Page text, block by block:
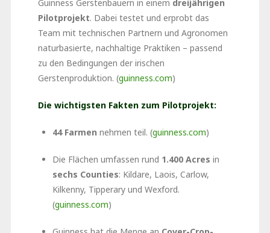
Guinness Gerstenbauern in einem dreijährigen
Pilotprojekt. Dabei testet und erprobt das
Team mit technischen Partnern und Agronomen
naturbasierte, nachhaltige Praktiken – passend
zu den Bedingungen der irischen
Gerstenproduktion. (guinness.com)
Die wichtigsten Fakten zum Pilotprojekt:
44 Farmen nehmen teil. (guinness.com)
Die Flächen umfassen rund 1.400 Acres in
sechs Counties: Kildare, Laois, Carlow,
Kilkenny, Tipperary und Wexford.
(guinness.com)